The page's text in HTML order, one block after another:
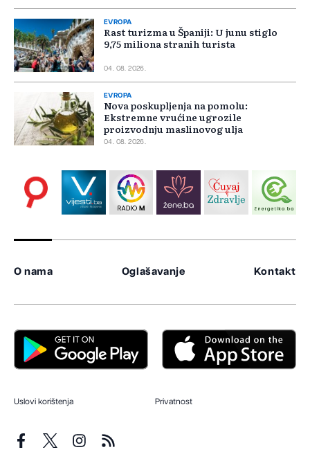
EVROPA
Rast turizma u Španiji: U junu stiglo
9,75 miliona stranih turista
04. 08. 2026.
EVROPA
Nova poskupljenja na pomolu:
Ekstremne vrućine ugrozile
proizvodnju maslinovog ulja
04. 08. 2026.
O nama Oglašavanje Kontakt
Uslovi korištenja Privatnost